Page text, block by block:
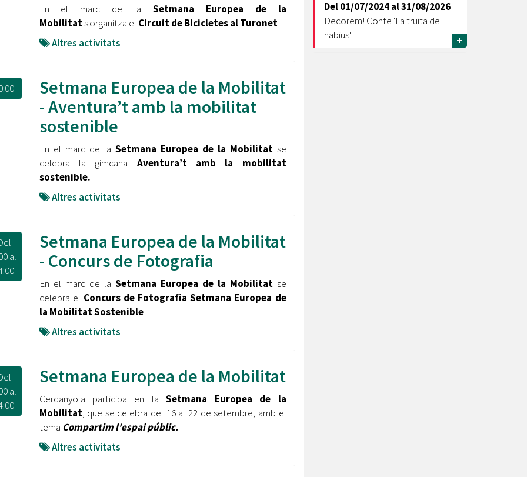
En el marc de la Setmana Europea de la
Mobilitats'organitza el Circuit de Bicicletes al Turonet
Altres activitats
Setmana Europea de la Mobilitat
- Aventura’t amb la mobilitat
sostenible
En el marc de la Setmana Europea de la Mobilitat se
celebra la gimcana Aventura’t amb la mobilitat
sostenible.
Altres activitats
al
Setmana Europea de la Mobilitat
- Concurs de Fotografia
En el marc de la Setmana Europea de la Mobilitat se
celebra el Concurs de Fotografia Setmana Europea de
la Mobilitat Sostenible
Altres activitats
al
Setmana Europea de la Mobilitat
Cerdanyola participa en laSetmana Europea de la
Mobilitat, que se celebra del 16 al 22 de setembre, amb el
tema Compartim l'espai públic.
Altres activitats
Del01/07/2024al31/08/2026
Decorem! Conte 'La truita de
nabius'
+